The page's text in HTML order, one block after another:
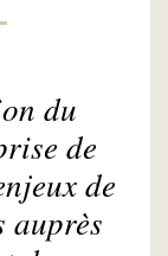
du
de
de
auprès